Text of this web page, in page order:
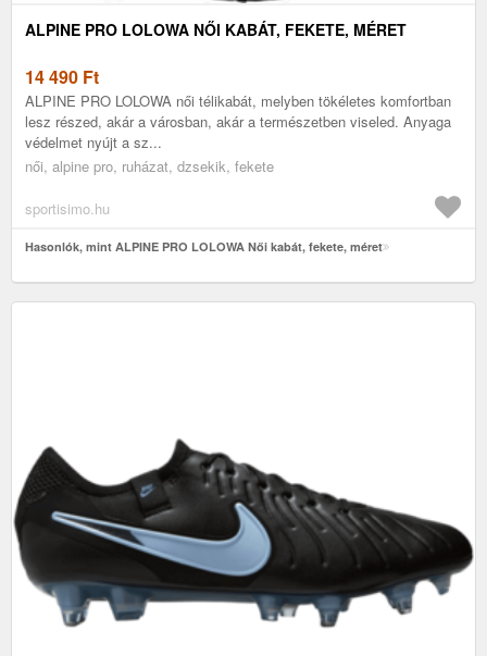
ALPINE PRO LOLOWA NŐI KABÁT, FEKETE, MÉRET
14 490 Ft
ALPINE PRO LOLOWA női télikabát, melyben tökéletes komfortban
lesz részed, akár a városban, akár a természetben viseled. Anyaga
védelmet nyújt a sz...
női, alpine pro, ruházat, dzsekik, fekete
sportisimo.hu
Hasonlók, mint ALPINE PRO LOLOWA Női kabát, fekete, méret